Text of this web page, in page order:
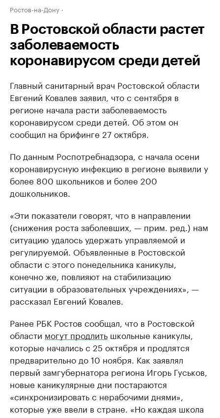
Ростов-на-Дону
В Ростовской области растет
заболеваемость
коронавирусом среди детей
Главный санитарный врач Ростовской области
Евгений Ковалев заявил, что с сентября в
регионе начала расти заболеваемость
коронавирусом среди детей. Об этом он
сообщил на брифинге 27 октября.
По данным Роспотребнадзора, с начала осени
коронавирусную инфекцию в регионе выявили у
более 800 школьников и более 200
дошкольников.
«Эти показатели говорят, что в направлении
(снижения роста заболевших, — прим. ред.) нам
ситуацию удалось удержать управляемой и
регулируемой. Объявленные в Ростовской
области с этого понедельника каникулы,
конечно же, повлияют на стабилизацию
ситуации в образовательных учреждениях», —
рассказал Евгений Ковалев.
Ранее РБК Ростов сообщал, что в Ростовской
области могут продлить школьные каникулы,
которые начались с 25 октября и продлятся
предварительно до 10 ноября. Как заявлял
первый замгубернатора региона Игорь Гуськов,
новые каникулярные дни постараются
«синхронизировать с нерабочими днями»,
которые уже ввели в стране. «Но каждая школа